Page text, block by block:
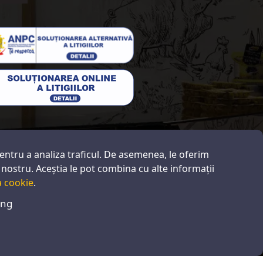
a analiza traficul. De asemenea, le oferim
Aceștia le pot combina cu alte informații
cookie.